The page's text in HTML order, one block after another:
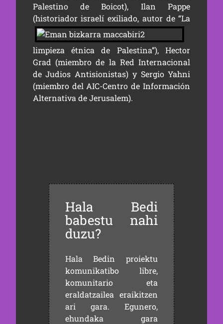
Palestino de Boicot), Ilan Pappe
(historiadorisraelí exiliado, autor de “La
limpieza étnica de Palestina”), Hector
Grad (miembro de la Red Internacional
de Judios Antisionistas) y Sergio Yahni
(miembro del AIC-Centro de Información
Alternativa de Jerusalem).
Hala Bedi
babestu nahi
duzu?
Hala Bedin proiektu
komunikatibo libre,
komunitario eta
eraldatzailea eraikitzen
ari gara. Egunero,
ehundaka gara